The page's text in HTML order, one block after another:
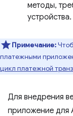
методы,
устройства.
Примечание:
платежными
цикл платежной
Для внедрения
приложение для